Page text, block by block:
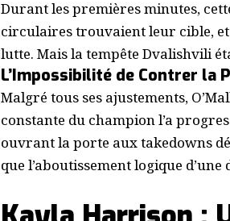
Durant les premières minutes,
circulaires trouvaient leur cible,
lutte. Mais la tempête Dvalishvili
L’Impossibilité de Contrer la
Malgré tous ses ajustements,
constante du champion l’a
ouvrant la porte aux takedowns
que l’aboutissement logique